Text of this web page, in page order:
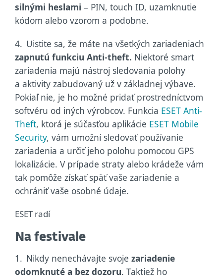
silnými heslami – PIN, touch ID, uzamknutie
kódom alebo vzorom a podobne.
4. Uistite sa, že máte na všetkých zariadeniach
zapnutú funkciu Anti-theft. Niektoré smart
zariadenia majú nástroj sledovania polohy
a aktivity zabudovaný už v základnej výbave.
Pokiaľ nie, je ho možné pridať prostredníctvom
softvéru od iných výrobcov. Funkcia ESET Anti-
Theft, ktorá je súčasťou aplikácie ESET Mobile
Security, vám umožní sledovať používanie
zariadenia a určiť jeho polohu pomocou GPS
lokalizácie. V prípade straty alebo krádeže vám
tak pomôže získať späť vaše zariadenie a
ochrániť vaše osobné údaje.
ESET radí
Na festivale
1. Nikdy nenechávajte svoje zariadenie
odomknuté a bez dozoru. Taktiež ho